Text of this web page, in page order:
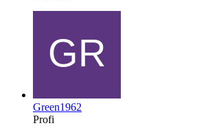
Green1962
Profi